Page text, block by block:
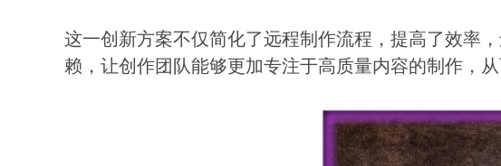
这一创新方案不仅简化了远程制作流程，提高了效率
赖，让创作团队能够更加专注于高质量内容的制作，从